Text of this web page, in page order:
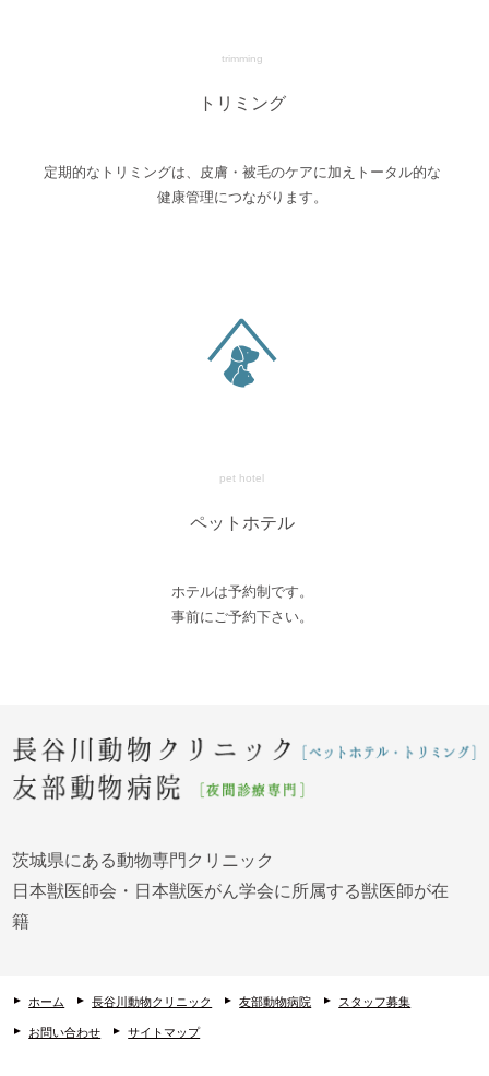
trimming
トリミング
定期的なトリミングは、皮膚・被毛のケアに加えトータル的な
健康管理につながります。
pet hotel
ペットホテル
ホテルは予約制です。
事前にご予約下さい。
茨城県にある動物専門クリニック
日本獣医師会・日本獣医がん学会に所属する獣医師が在
籍
ホーム 長谷川動物クリニック 友部動物病院 スタッフ募集
お問い合わせ サイトマップ